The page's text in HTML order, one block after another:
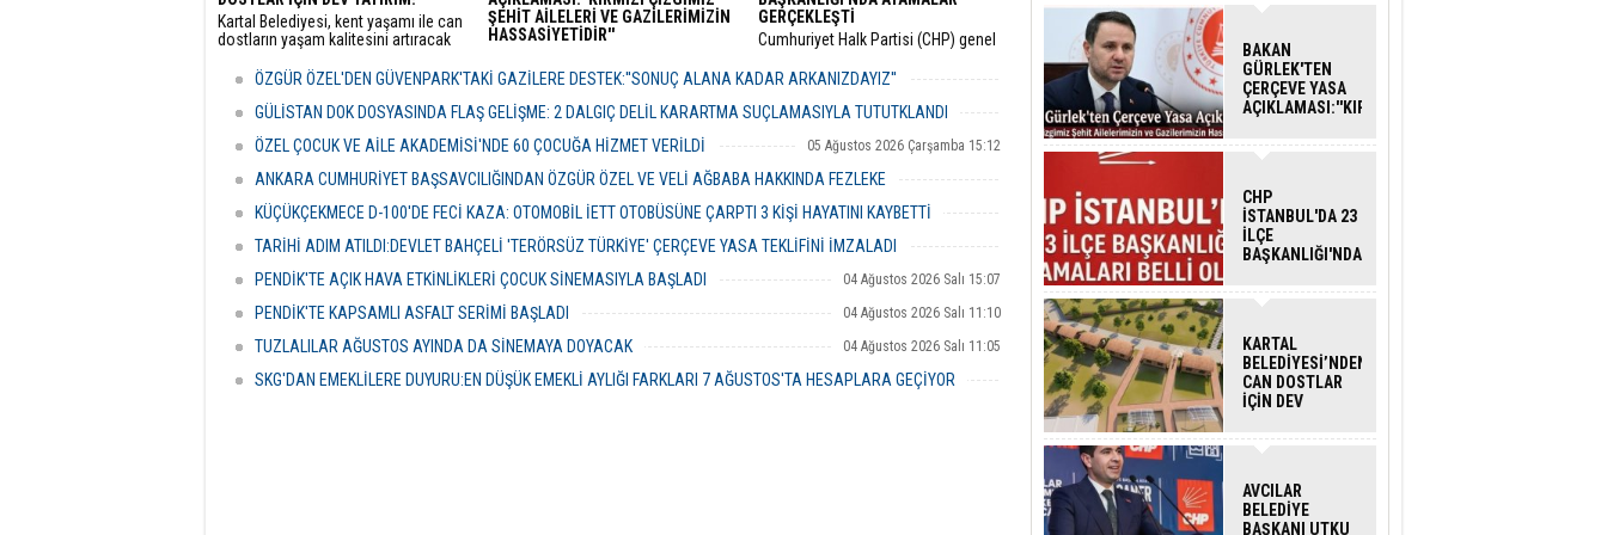
Kartal Belediyesi, kent yaşamı ile can
dostların yaşam kalitesini artıracak
ŞEHİT AİLELERİ VE GAZİLERİMİZİN
HASSASİYETİDİR''
sunulan 12 maddelik yasa teklifinin
detaylarını açıklayarak "Terörsüz
Türkiye" hedefinin milli bir devlet
GERÇEKLEŞTİ
​Cumhuriyet Halk Partisi (CHP) genel
bünyesinde hayata geçirdiği görevden
ardından gözler İstanbul il teşkilatına
ÖZGÜR ÖZEL'DEN GÜVENPARK'TAKİ GAZİLERE DESTEK:''SONUÇ ALANA KADAR ARKANIZDAYIZ''
06 Ağustos 2026 Perşembe 12:51
GÜLİSTAN DOK DOSYASINDA FLAŞ GELİŞME: 2 DALGIÇ DELİL KARARTMA SUÇLAMASIYLA TUTUTKLANDI
06 Ağustos 2026 Perşembe 11:26
ÖZEL ÇOCUK VE AİLE AKADEMİSİ'NDE 60 ÇOCUĞA HİZMET VERİLDİ 05 Ağustos 2026 Çarşamba 15:12
ANKARA CUMHURİYET BAŞSAVCILIĞINDAN ÖZGÜR ÖZEL VE VELİ AĞBABA HAKKINDA FEZLEKE
05 Ağustos 2026 Çarşamba 10:19
KÜÇÜKÇEKMECE D-100'DE FECİ KAZA: OTOMOBİL İETT OTOBÜSÜNE ÇARPTI 3 KİŞİ HAYATINI KAYBETTİ
05 Ağustos 2026 Çarşamba 10:06
TARİHİ ADIM ATILDI:DEVLET BAHÇELİ 'TERÖRSÜZ TÜRKİYE' ÇERÇEVE YASA TEKLİFİNİ İMZALADI
04 Ağustos 2026 Salı 16:18
PENDİK'TE AÇIK HAVA ETKİNLİKLERİ ÇOCUK SİNEMASIYLA BAŞLADI 04 Ağustos 2026 Salı 15:07
PENDİK'TE KAPSAMLI ASFALT SERİMİ BAŞLADI 04 Ağustos 2026 Salı 11:10
TUZLALILAR AĞUSTOS AYINDA DA SİNEMAYA DOYACAK 04 Ağustos 2026 Salı 11:05
SKG'DAN EMEKLİLERE DUYURU:EN DÜŞÜK EMEKLİ AYLIĞI FARKLARI 7 AĞUSTOS'TA HESAPLARA GEÇİYOR
BAKAN
GÜRLEK'TEN
ÇERÇEVE YASA
AÇIKLAMASI:''KIRMIZI
AİLELERİ VE
CHP
İSTANBUL'DA 23
İLÇE
BAŞKANLIĞI'NDA
GERÇEKLEŞTİ
KARTAL
BELEDİYESİ’NDEN
CAN DOSTLAR
İÇİN DEV
AVCILAR
BELEDİYE
BAŞKANI UTKU